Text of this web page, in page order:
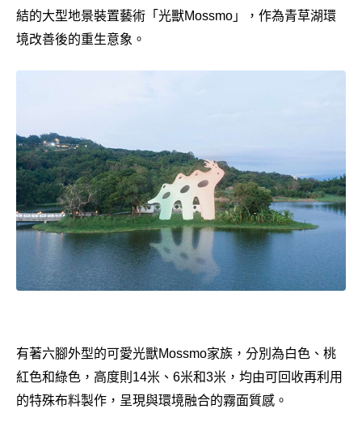
結的大型地景裝置藝術「光獸Mossmo」，作為青草湖環
境改善後的重生意象。
有著六腳外型的可愛光獸Mossmo家族，分別為白色、桃
紅色和綠色，高度則14米、6米和3米，均由可回收再利用
的特殊布料製作，呈現與環境融合的霧面質感。